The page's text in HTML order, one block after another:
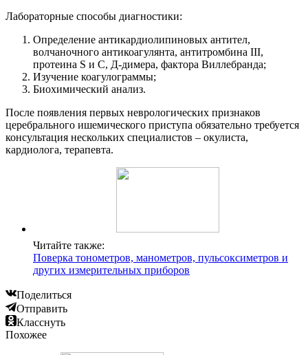
Лабораторные способы диагностики:
Определение антикардиолипиновых антител,
волчаночного антикоагулянта, антитромбина III,
протеина S и C, Д-димера, фактора Виллебранда;
Изучение коагулограммы;
Биохимический анализ.
После появления первых неврологических признаков
церебрального ишемического приступа обязательно требуется
консультация нескольких специалистов – окулиста,
кардиолога, терапевта.
Читайте также:
Поверка тонометров, манометров, пульсоксиметров и
других измерительных приборов
Поделиться
Отправить
Класснуть
Похожее